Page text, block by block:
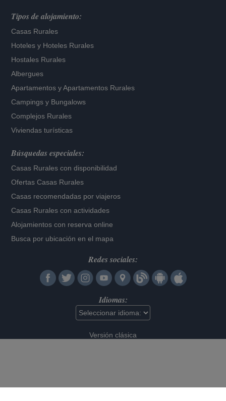
Tipos de alojamiento:
Casas Rurales
Hoteles y Hoteles Rurales
Hostales Rurales
Albergues
Apartamentos yApartamentos Rurales
Campings y Bungalows
Complejos Rurales
Viviendas turísticas
Búsquedas especiales:
Casas Rurales con disponibilidad
Ofertas Casas Rurales
Casas recomendadas por viajeros
Casas Rurales con actividades
Alojamientos con reserva online
Busca por ubicación en el mapa
Redes sociales:
Idiomas:
Versión clásica